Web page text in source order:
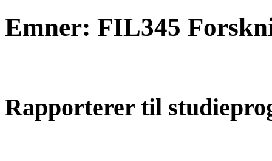
Emner: FIL345
Rapporterer til